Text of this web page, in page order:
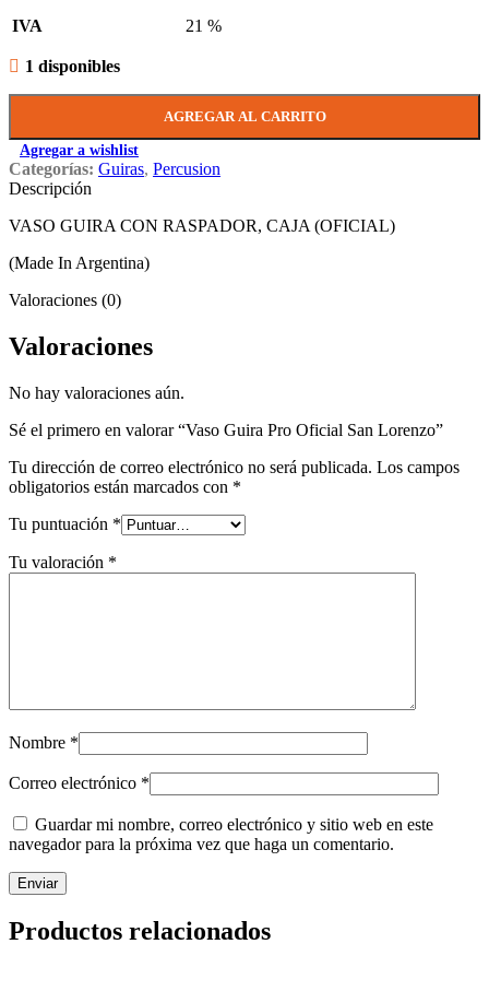
IVA 21 %
1 disponibles
AGREGAR AL CARRITO
Agregar a wishlist
Categorías: Guiras, Percusion
Descripción
VASO GUIRA CON RASPADOR, CAJA (OFICIAL)
(Made In Argentina)
Valoraciones (0)
Valoraciones
No hay valoraciones aún.
Sé el primero en valorar “Vaso Guira Pro Oficial San Lorenzo”
Tu dirección de correo electrónico no será publicada. Los campos
obligatorios están marcados con *
Tu puntuación *
Tu valoración *
Nombre *
Correo electrónico *
Guardar mi nombre, correo electrónico y sitio web en este
navegador para la próxima vez que haga un comentario.
Productos relacionados